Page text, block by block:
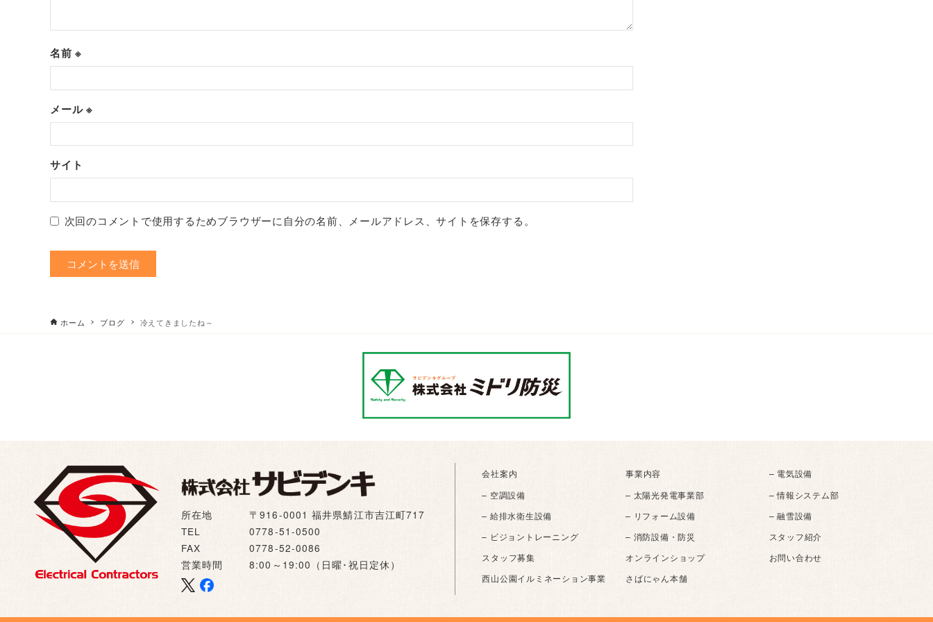
名前※
メール※
サイト
次回のコメントで使用するためブラウザーに自分の名前、メールアドレス、サイトを保存する。
ホーム ブログ 冷えてきましたね～
所在地
〒916-0001 福井県鯖江市吉江町717
TEL
0778-51-0500
FAX
0778-52-0086
営業時間
8:00～19:00（日曜･祝日定休）
会社案内 事業内容
– 電気設備
– 空調設備
– 太陽光発電事業部
– 情報システム部
– 給排水衛生設備
– リフォーム設備
– 融雪設備
– ビジョントレーニング
– 消防設備・防災
スタッフ紹介
スタッフ募集
オンラインショップ
お問い合わせ
西山公園イルミネーション事業
さばにゃん本舗